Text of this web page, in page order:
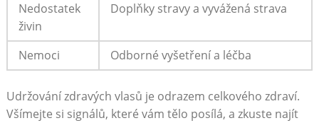
Nedostatek
živin
Doplňky stravy a vyvážená strava
Nemoci Odborné⁤ vyšetření a léčba
Udržování zdravých vlasů je odrazem celkového zdraví.
Všímejte si signálů, které vám tělo posílá, a zkuste najít